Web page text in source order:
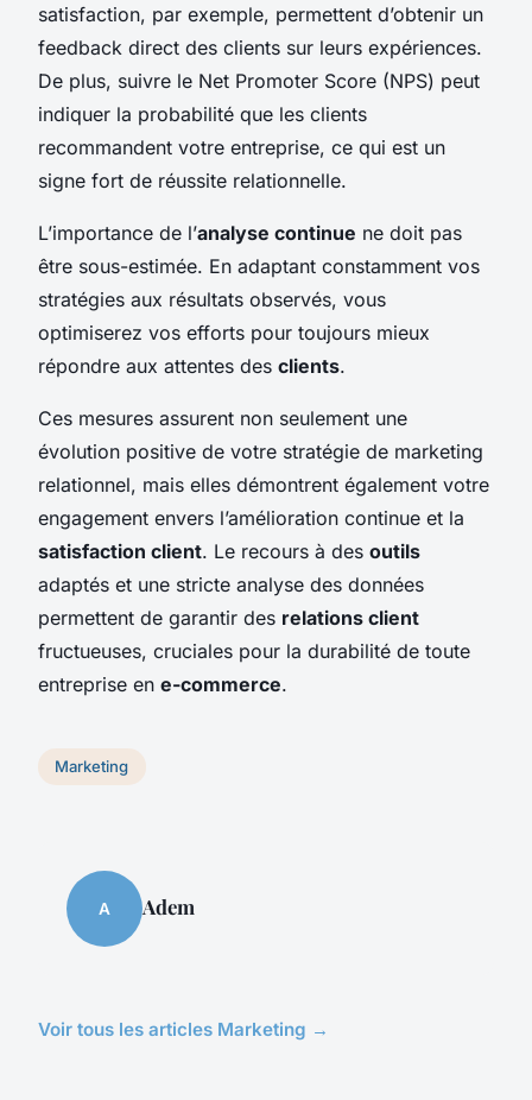
satisfaction, par exemple, permettent d’obtenir un
feedback direct des clients sur leurs expériences.
De plus, suivre le Net Promoter Score (NPS) peut
indiquer la probabilité que les clients
recommandent votre entreprise, ce qui est un
signe fort de réussite relationnelle.
L’importance de l’analyse continue ne doit pas
être sous-estimée. En adaptant constamment vos
stratégies aux résultats observés, vous
optimiserez vos efforts pour toujours mieux
répondre aux attentes des clients.
Ces mesures assurent non seulement une
évolution positive de votre stratégie de marketing
relationnel, mais elles démontrent également votre
engagement envers l’amélioration continue et la
satisfaction client. Le recours à des outils
adaptés et une stricte analyse des données
permettent de garantir des relations client
fructueuses, cruciales pour la durabilité de toute
entreprise en e-commerce.
Marketing
A Adem
Voir tous les articles Marketing →